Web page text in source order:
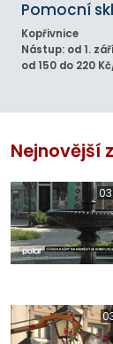
Pomocní
Kopřivnice
Nástup: od 1.
od 150 do 220
Nejnovější